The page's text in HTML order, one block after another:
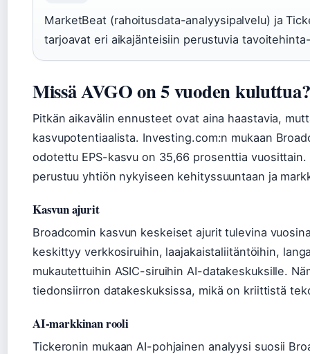
MarketBeat (rahoitusdata-analyysipalvelu) ja
tarjoavat eri aikajänteisiin perustuvia
Missä AVGO on 5 vuoden kuluttua?
Pitkän aikavälin ennusteet ovat aina haastavia,
kasvupotentiaalista. Investing.com:n mukaan
odotettu EPS-kasvu on 35,66 prosenttia
perustuu yhtiön nykyiseen kehityssuuntaan ja
Kasvun ajurit
Broadcomin kasvun keskeiset ajurit tulevina
keskittyy verkkosiruihin, laajakaistaliitäntöihin,
mukautettuihin ASIC-siruihin AI-datakeskuksille.
tiedonsiirron datakeskuksissa, mikä on kriittistä
AI-markkinan rooli
Tickeronin mukaan AI-pohjainen analyysi suosii